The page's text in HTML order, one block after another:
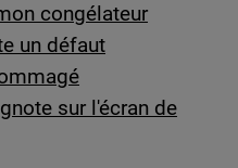
congélateur
un défaut
sur l'écran de